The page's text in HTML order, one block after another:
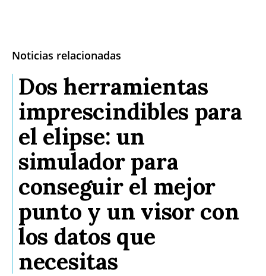
Noticias relacionadas
Dos herramientas
imprescindibles para
el elipse: un
simulador para
conseguir el mejor
punto y un visor con
los datos que
necesitas